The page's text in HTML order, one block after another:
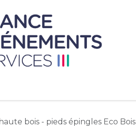
bois - pieds épingles Eco Bois